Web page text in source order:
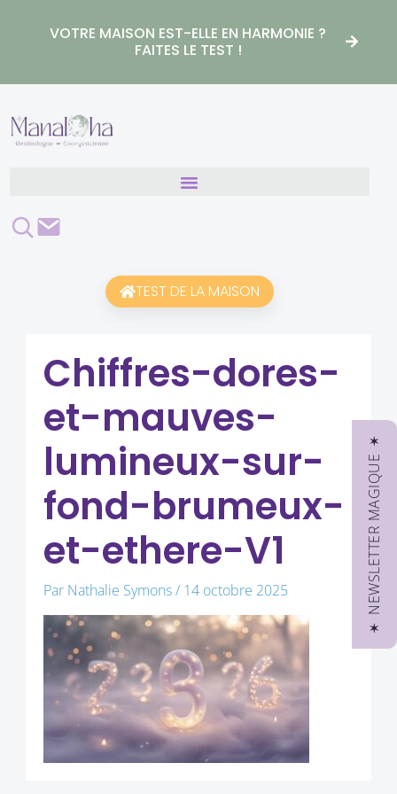
VOTRE MAISON EST-ELLE EN HARMONIE ?
FAITES LE TEST !
Rechercher
Contact
TEST DE LA MAISON
Chiffres-dores-
et-mauves-
lumineux-sur-
fond-brumeux-
et-ethere-V1
Par Nathalie Symons/ 14 octobre 2025 ✶ NEWSLETTER MAGIQUE ✶